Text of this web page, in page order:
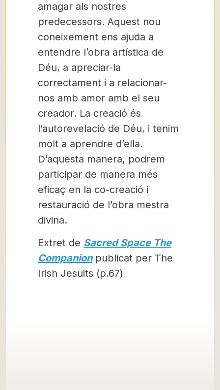
amagar als nostres
predecessors. Aquest nou
coneixement ens ajuda a
entendre l’obra artística de
Déu, a apreciar-la
correctament i a relacionar-
nos amb amor amb el seu
creador. La creació és
l’autorevelació de Déu, i tenim
molt a aprendre d’ella.
D’aquesta manera, podrem
participar de manera més
eficaç en la co-creació i
restauració de l’obra mestra
divina.
Extret de Sacred Space The
Companionpublicat per The
Irish Jesuits (p.67)